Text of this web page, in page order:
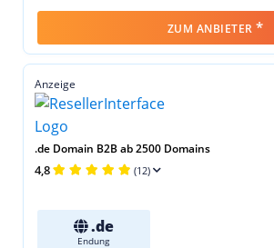
ZUM ANBIETER *
Anzeige
.de Domain B2B ab 2500 Domains
4,8 (12)
.de
Endung